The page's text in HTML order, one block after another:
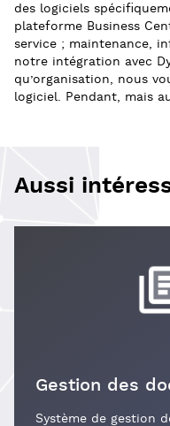
des logiciels
plateforme Business
service ; maintenance,
notre intégration avec
qu’organisation, nous
logiciel. Pendant, mais
Aussi
Gestion des
Système de gestion